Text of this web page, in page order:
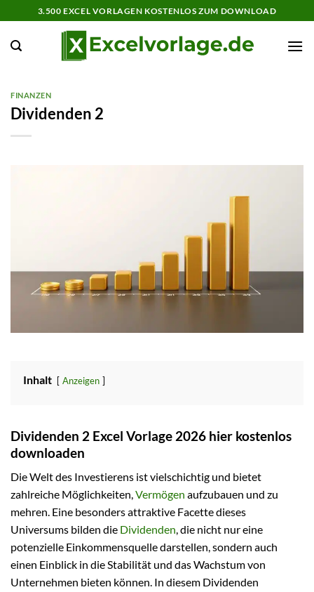
Inhalt
springen
3.500 EXCEL VORLAGEN KOSTENLOS ZUM DOWNLOAD
FINANZEN
Dividenden 2
Inhalt Anzeigen
Dividenden 2 Excel Vorlage 2026 hier kostenlos
downloaden
Die Welt des Investierens ist vielschichtig und bietet
zahlreiche Möglichkeiten,Vermögen aufzubauen und zu
mehren. Eine besonders attraktive Facette dieses
Universums bilden die Dividenden, die nicht nur eine
potenzielle Einkommensquelle darstellen, sondern auch
einen Einblick in die Stabilität und das Wachstum von
Unternehmen bieten können. In diesem Dividenden